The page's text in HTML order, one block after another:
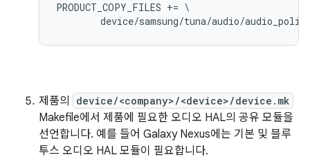
PRODUCT_COPY_FILES += \
제품의 device/<company>/<device>/device.mk
Makefile에서 제품에 필요한 오디오 HAL의 공유 모듈을
선언합니다. 예를 들어 Galaxy Nexus에는 기본 및 블루
투스 오디오 HAL 모듈이 필요합니다.